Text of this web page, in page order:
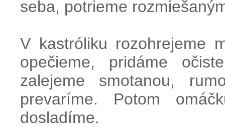
seba, potrieme
V kastróliku rozohrejeme
opečieme, pridáme
zalejeme smotanou,
prevaríme. Potom
dosladíme.